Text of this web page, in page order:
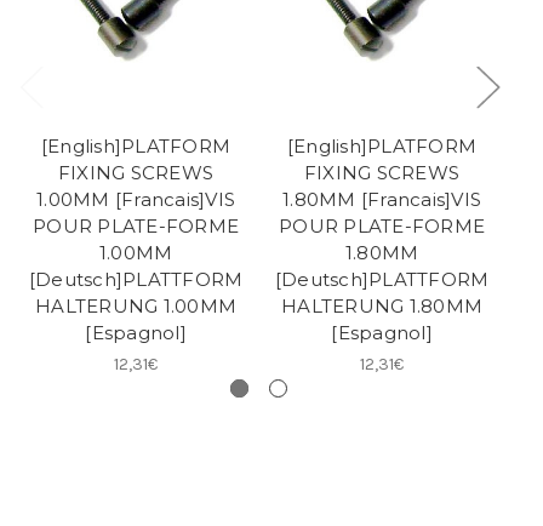
[English]PLATFORM
FIXING SCREWS
1.00MM [Francais]VIS
POUR PLATE-FORME
1.00MM
[Deutsch]PLATTFORM
HALTERUNG 1.00MM
[Espagnol]
12,31€
[English]PLATFORM
FIXING SCREWS
1.80MM [Francais]VIS
POUR PLATE-FORME
1.80MM
[Deutsch]PLATTFORM
HALTERUNG 1.80MM
[Espagnol]
12,31€